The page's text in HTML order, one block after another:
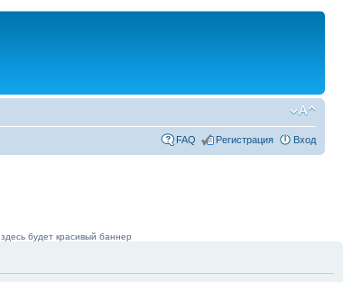
FAQ Регистрация Вход
здесь будет красивый баннер